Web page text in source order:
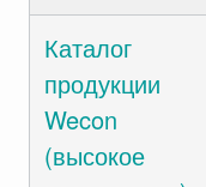
Каталог
продукции
Wecon
(высокое